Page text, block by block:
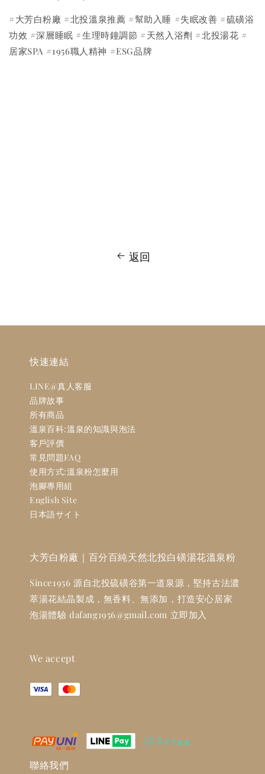
#大芳白粉廠 #北投溫泉推薦 #幫助入睡 #失眠改善 #硫磺浴
功效 #深層睡眠 #生理時鐘調節 #天然入浴劑 #北投湯花 #
居家SPA #1956職人精神 #ESG品牌
返回
快速連結
LINE@真人客服
品牌故事
所有商品
溫泉百科:溫泉的知識與泡法
客戶評價
常見問題FAQ
使用方式:溫泉粉怎麼用
泡腳專用組
English Site
日本語サイト
大芳白粉廠｜百分百純天然北投白磺湯花溫泉粉
Since1956 源自北投硫磺谷第一道泉源，堅持古法濃
萃湯花結晶製成，無香料、無添加，打造安心居家
泡湯體驗 dafang1956@gmail.com 立即加入
We accept
聯絡我們